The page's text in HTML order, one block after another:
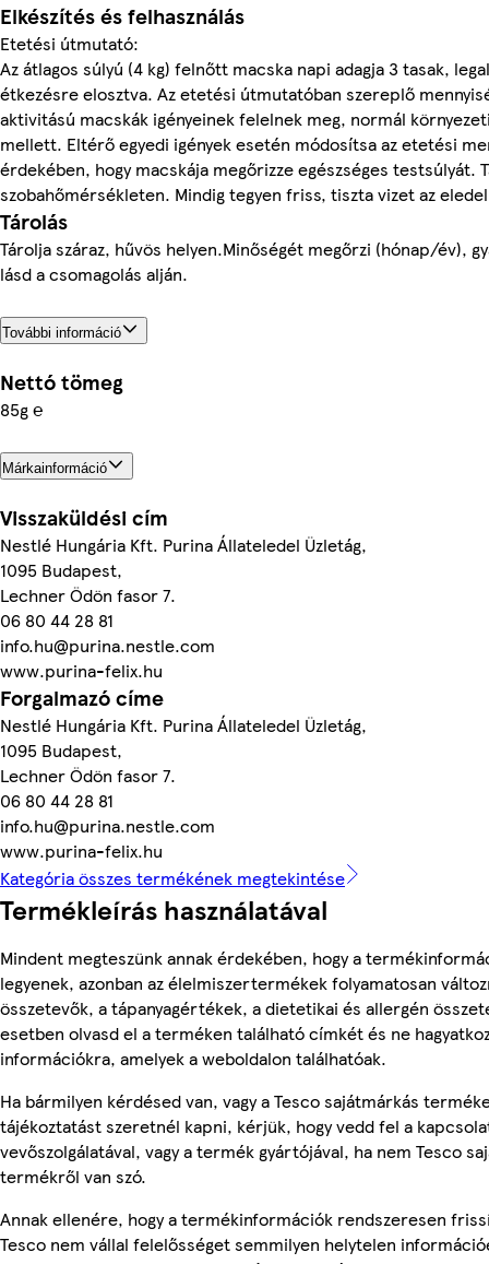
Elkészítés és felhasználás
Etetési útmutató:
Az átlagos súlyú (4 kg) felnőtt macska napi adagja 3 tasak,
étkezésre elosztva. Az etetési útmutatóban szereplő
aktivitású macskák igényeinek felelnek meg, normál
mellett. Eltérő egyedi igények esetén módosítsa az etetési
érdekében, hogy macskája megőrizze egészséges testsúlyát.
szobahőmérsékleten. Mindig tegyen friss, tiszta vizet az
Tárolás
Tárolja száraz, hűvös helyen.Minőségét megőrzi (hónap/év),
lásd a csomagolás alján.
További információ
Nettó tömeg
85g ℮
Márkainformáció
Visszaküldési cím
Nestlé Hungária Kft. Purina Állateledel Üzletág,
1095 Budapest,
Lechner Ödön fasor 7.
06 80 44 28 81
info.hu@purina.nestle.com
www.purina-felix.hu
Forgalmazó címe
Nestlé Hungária Kft. Purina Állateledel Üzletág,
1095 Budapest,
Lechner Ödön fasor 7.
06 80 44 28 81
info.hu@purina.nestle.com
www.purina-felix.hu
Kategória összes termékének megtekintése
Termékleírás használatával
Mindent megteszünk annak érdekében, hogy a
legyenek, azonban az élelmiszertermékek folyamatosan
összetevők, a tápanyagértékek, a dietetikai és allergén
esetben olvasd el a terméken található címkét és ne
információkra, amelyek a weboldalon találhatóak.
Ha bármilyen kérdésed van, vagy a Tesco sajátmárkás
tájékoztatást szeretnél kapni, kérjük, hogy vedd fel a
vevőszolgálatával, vagy a termék gyártójával, ha nem Tesco
termékről van szó.
Annak ellenére, hogy a termékinformációk rendszeresen
Tesco nem vállal felelősséget semmilyen helytelen